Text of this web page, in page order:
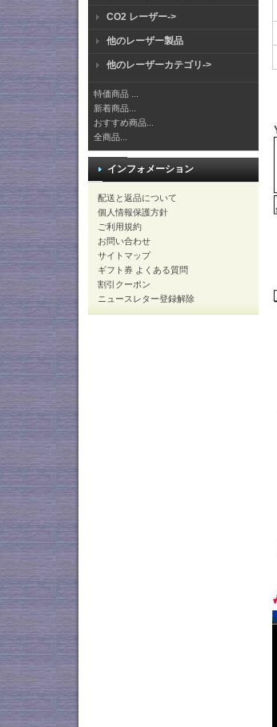
CO2 レーザー->
他のレーザー製品
他のレーザーカテゴリ->
特価商品 ...
新着商品...
おすすめ商品...
全商品...
インフォメーション
配送と返品について
個人情報保護方針
ご利用規約
お問い合わせ
サイトマップ
ギフト券 よくある質問
割引クーポン
ニュースレター登録解除